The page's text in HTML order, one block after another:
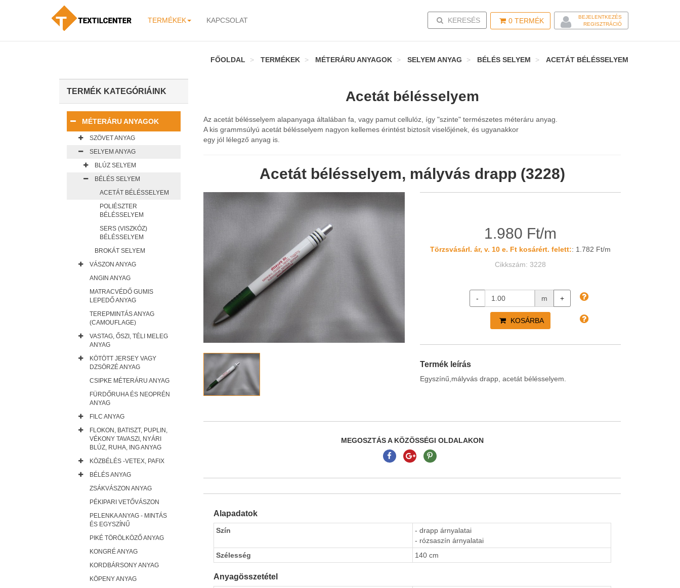
TERMÉKEK KAPCSOLAT 0 TERMÉK
BEJELENTKEZÉS
REGISZTRÁCIÓ
TOGGLE SEARCH
KERESÉS
FŐOLDAL TERMÉKEK MÉTERÁRU ANYAGOK SELYEM ANYAG BÉLÉS SELYEM ACETÁT BÉLÉSSELYEM
Acetát bélésselyem
Az acetát bélésselyem alapanyaga általában fa, vagy pamut cellulóz, így "szinte" természetes méteráru anyag.
A kis grammsúlyú acetát bélésselyem nagyon kellemes érintést biztosít viselőjének, és ugyanakkor
egy jól lélegző anyag is.
Acetát bélésselyem, mályvás drapp (3228)
1.980 Ft/m
Törzsvásárl. ár, v. 10 e. Ft kosárért. felett:: 1.782 Ft/m
Cikkszám: 3228
- m +
KOSÁRBA
Termék leírás
Egyszínű,mályvás drapp, acetát bélésselyem.
MEGOSZTÁS A KÖZÖSSÉGI OLDALAKON
Alapadatok
Szín
- drapp árnyalatai
- rózsaszín árnyalatai
Szélesség
140 cm
Anyagösszetétel
TERMÉK KATEGÓRIÁINK
MÉTERÁRU ANYAGOK
SZÖVET ANYAG
SELYEM ANYAG
BLÚZ SELYEM
BÉLÉS SELYEM
ACETÁT BÉLÉSSELYEM
POLIÉSZTER
BÉLÉSSELYEM
SERS (VISZKÓZ)
BÉLÉSSELYEM
BROKÁT SELYEM
VÁSZON ANYAG
ANGIN ANYAG
MATRACVÉDŐ GUMIS
LEPEDŐ ANYAG
TEREPMINTÁS ANYAG
(CAMOUFLAGE)
VASTAG, ŐSZI, TÉLI MELEG
ANYAG
KÖTÖTT JERSEY VAGY
DZSÖRZÉ ANYAG
CSIPKE MÉTERÁRU ANYAG
FÜRDŐRUHA ÉS NEOPRÉN
ANYAG
FILC ANYAG
FLOKON, BATISZT, PUPLIN,
VÉKONY TAVASZI, NYÁRI
BLÚZ, RUHA, ING ANYAG
KÖZBÉLÉS -VETEX, PAFIX
BÉLÉS ANYAG
ZSÁKVÁSZON ANYAG
PÉKIPARI VETŐVÁSZON
PELENKA ANYAG - MINTÁS
ÉS EGYSZÍNŰ
PIKÉ TÖRÖLKÖZŐ ANYAG
KONGRÉ ANYAG
KORDBÁRSONY ANYAG
KÖPENY ANYAG